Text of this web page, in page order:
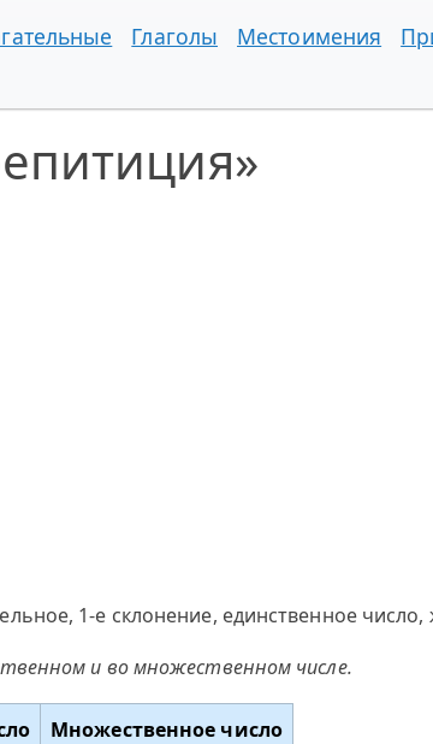
Глаголы Местоимения
1-е склонение, единственное
и во множественном числе.
Множественное число